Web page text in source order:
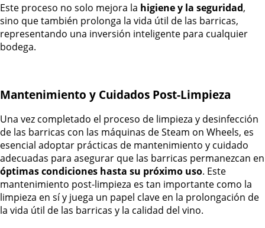
Este proceso no solo mejora la higiene y la seguridad,
sino que también prolonga la vida útil de las barricas,
representando una inversión inteligente para cualquier
bodega.
Mantenimiento y Cuidados Post-Limpieza
Una vez completado el proceso de limpieza y desinfección
de las barricas con las máquinas de Steam on Wheels, es
esencial adoptar prácticas de mantenimiento y cuidado
adecuadas para asegurar que las barricas permanezcan en
óptimas condiciones hasta su próximo uso. Este
mantenimiento post-limpieza es tan importante como la
limpieza en sí y juega un papel clave en la prolongación de
la vida útil de las barricas y la calidad del vino.